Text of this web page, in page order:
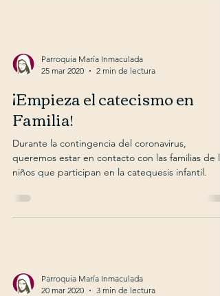
Parroquia María Inmaculada
25 mar 2020
2 min de lectura
¡Empieza el catecismo en
Familia!
Durante la contingencia del coronavirus,
queremos estar en contacto con las familias de
niños que participan en la catequesis infantil.
Parroquia María Inmaculada
20 mar 2020
3 min de lectura